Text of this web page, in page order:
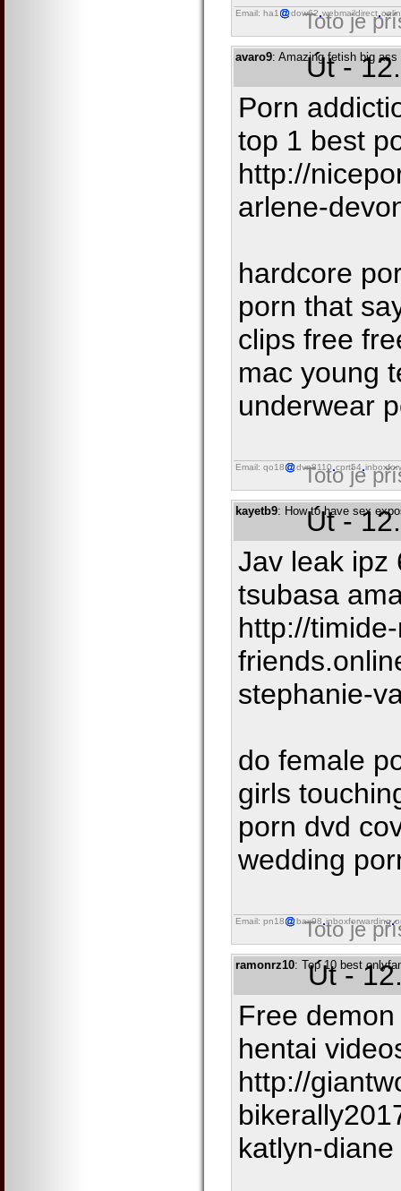
Email: ha1 dow62 webmaildirect
Toto je
avaro9: Amazing fetish big
Út -
Porn
top 1 best
http://
arlene-
hardcore
porn that
clips free
mac young
underwear
Email: qo18 dvn8110 cprt54
Toto je
kayetb9: How to have sex
Út -
Jav leak ipz
tsubasa
http://
stephanie-
do female
girls
porn dvd
wedding
Email: pn18 bax98 inboxforwarding
Toto je
ramonrz10: Top 10 best
Út -
Free
hentai
http://
katlyn-diane